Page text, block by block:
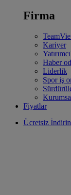
Firma
Kariyer
Haber
Liderlik
Spor iş
Fiyatlar
Ücretsiz İndirin